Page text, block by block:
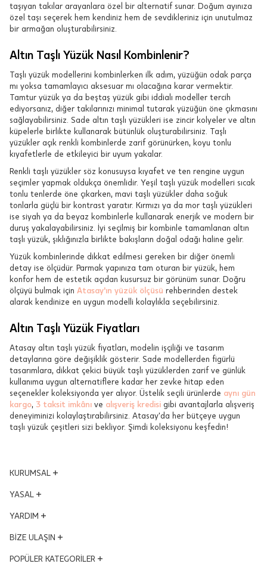
taşıyan takılar arayanlara özel bir alternatif sunar. Doğum ayınıza
özel taşı seçerek hem kendiniz hem de sevdikleriniz için unutulmaz
bir armağan oluşturabilirsiniz.
Altın Taşlı Yüzük Nasıl Kombinlenir?
Taşlı yüzük modellerini kombinlerken ilk adım, yüzüğün odak parça
mı yoksa tamamlayıcı aksesuar mı olacağına karar vermektir.
Tamtur yüzük ya da beştaş yüzük gibi iddialı modeller tercih
ediyorsanız, diğer takılarınızı minimal tutarak yüzüğün öne çıkmasını
sağlayabilirsiniz. Sade altın taşlı yüzükleri ise zincir kolyeler ve altın
küpelerle birlikte kullanarak bütünlük oluşturabilirsiniz. Taşlı
yüzükler açık renkli kombinlerde zarif görünürken, koyu tonlu
kıyafetlerle de etkileyici bir uyum yakalar.
Renkli taşlı yüzükler söz konusuysa kıyafet ve ten rengine uygun
seçimler yapmak oldukça önemlidir. Yeşil taşlı yüzük modelleri sıcak
tonlu tenlerde öne çıkarken, mavi taşlı yüzükler daha soğuk
tonlarla güçlü bir kontrast yaratır. Kırmızı ya da mor taşlı yüzükleri
ise siyah ya da beyaz kombinlerle kullanarak enerjik ve modern bir
duruş yakalayabilirsiniz. İyi seçilmiş bir kombinle tamamlanan altın
taşlı yüzük, şıklığınızla birlikte bakışların doğal odağı haline gelir.
Yüzük kombinlerinde dikkat edilmesi gereken bir diğer önemli
detay ise ölçüdür. Parmak yapınıza tam oturan bir yüzük, hem
konfor hem de estetik açıdan kusursuz bir görünüm sunar. Doğru
ölçüyü bulmak için Atasay'ın yüzük ölçüsü rehberinden destek
alarak kendinize en uygun modelli kolaylıkla seçebilirsiniz.
Altın Taşlı Yüzük Fiyatları
Atasay altın taşlı yüzük fiyatları, modelin işçiliği ve tasarım
detaylarına göre değişiklik gösterir. Sade modellerden figürlü
tasarımlara, dikkat çekici büyük taşlı yüzüklerden zarif ve günlük
kullanıma uygun alternatiflere kadar her zevke hitap eden
seçenekler koleksiyonda yer alıyor. Üstelik seçili ürünlerde aynı gün
kargo, 3 taksit imkânı ve alışveriş kredisi gibi avantajlarla alışveriş
deneyiminizi kolaylaştırabilirsiniz. Atasay'da her bütçeye uygun
taşlı yüzük çeşitleri sizi bekliyor. Şimdi koleksiyonu keşfedin!
KURUMSAL
Yönetim Kurulu
Dünden Bugüne
Ödüllerimiz
Kampanyalar
YASAL
KVKK Aydınlatma Metni
Kalite ve Çevre Politikası
Çerez Politikası
YARDIM
Hesabım
İptal & İade Şartları
BİZE ULAŞIN
Adres ve Konum
POPÜLER KATEGORİLER